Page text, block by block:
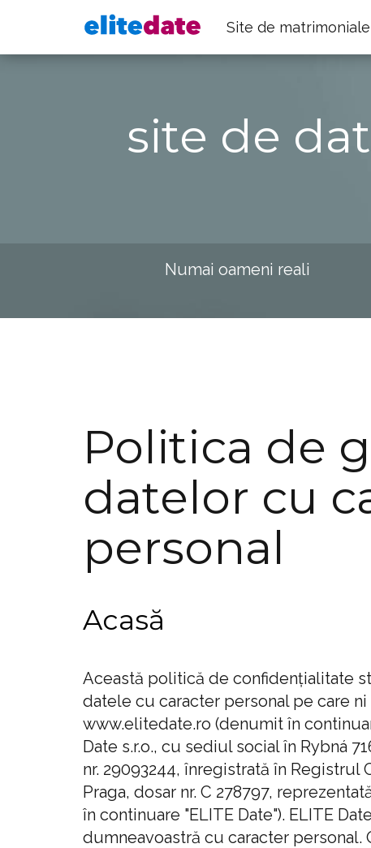
Site de matrimoniale
site de
Numai oameni reali
Politica de
datelor cu
personal
Acasă
Această politică de confidențialitate
datele cu caracter personal pe care
www.elitedate.ro (denumit în
Date s.r.o., cu sediul social în Rybná
nr. 29093244, înregistrată în
Praga, dosar nr. C 278797,
în continuare "ELITE Date"). ELITE
dumneavoastră cu caracter